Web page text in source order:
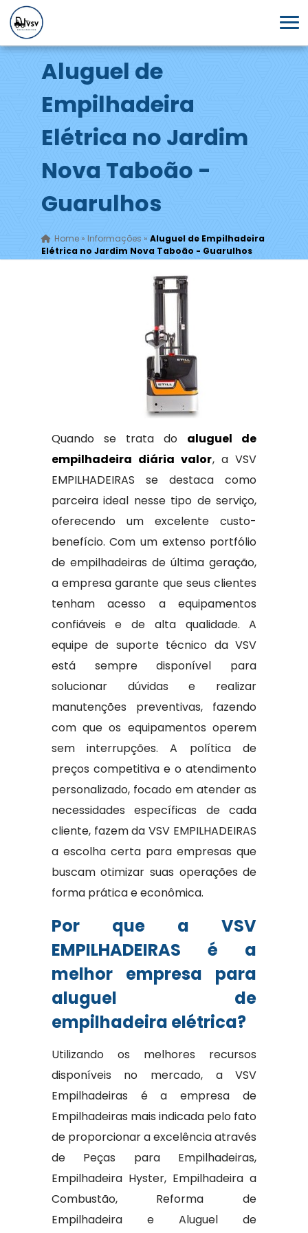
Aluguel de
Empilhadeira
Elétrica no Jardim
Nova Taboão -
Guarulhos
Home» Informações » Aluguel de Empilhadeira
Elétrica no Jardim Nova Taboão - Guarulhos
Quando se trata do aluguel de
empilhadeira diária valor, a VSV
EMPILHADEIRAS se destaca como
parceira ideal nesse tipo de serviço,
oferecendo um excelente custo-
benefício. Com um extenso portfólio
de empilhadeiras de última geração,
a empresa garante que seus clientes
tenham acesso a equipamentos
confiáveis e de alta qualidade. A
equipe de suporte técnico da VSV
está sempre disponível para
solucionar dúvidas e realizar
manutenções preventivas, fazendo
com que os equipamentos operem
sem interrupções. A política de
preços competitiva e o atendimento
personalizado, focado em atender as
necessidades específicas de cada
cliente, fazem da VSV EMPILHADEIRAS
a escolha certa para empresas que
buscam otimizar suas operações de
forma prática e econômica.
Por que a VSV
EMPILHADEIRAS é a
melhor empresa para
aluguel de
empilhadeira elétrica?
Utilizando os melhores recursos
disponíveis no mercado, a VSV
Empilhadeiras é a empresa de
Empilhadeiras mais indicada pelo fato
de proporcionar a excelência através
de Peças para Empilhadeiras,
Empilhadeira Hyster, Empilhadeira a
Combustão, Reforma de
Empilhadeira e Aluguel de